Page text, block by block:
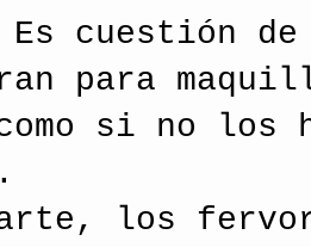
Es cuestión
para
si no los
los